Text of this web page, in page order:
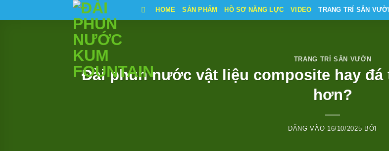
qua
HOME SẢN PHẨM HỒ SƠ NĂNG LỰC VIDEO TRANG TRÍ SÂN
TRANG TRÍ SÂN VƯỜN
Đài phun nước vật liệu composite hay
hơn?
ĐĂNG VÀO 16/10/2025 BỞI